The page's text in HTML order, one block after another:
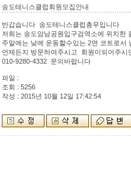
송도테니스클럽회원모집안내
반갑습니다 송도테니스클럽총무입니다
저희는 송도암남공원입구검역소에 위치한
주말에는 낮에 운동할수있는 2면 코트로서
언제든지 방문하여주시고 회원이되어주시
010-9280-4332 문의바랍니다
파일 :
조회 : 5256
작성 : 2015년 10월 12일 17:42:54